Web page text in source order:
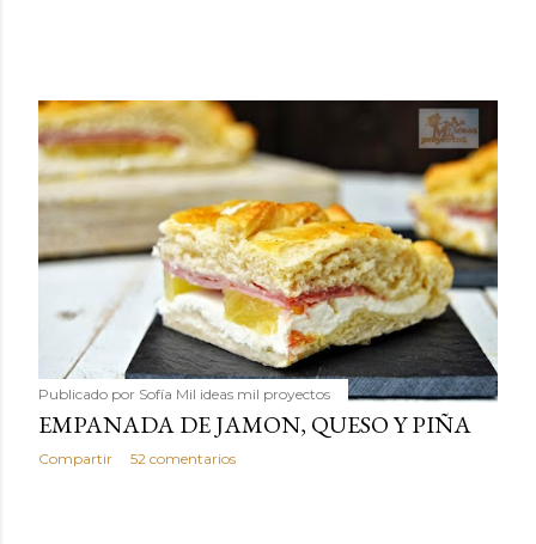
Publicado por Sofía Mil ideas mil proyectos
EMPANADA DE JAMON, QUESO Y PIÑA
Compartir 52 comentarios